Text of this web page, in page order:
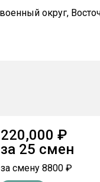
округ,
220,000 ₽
за 25 смен
за смену 8800 ₽